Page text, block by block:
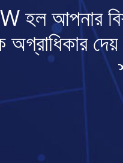
হল আপনার
অগ্রাধিকার